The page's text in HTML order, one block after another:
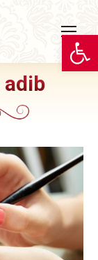
פתח סרגל נגישות
adib